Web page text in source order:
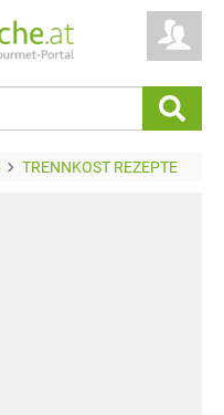
TRENNKOST REZEPTE